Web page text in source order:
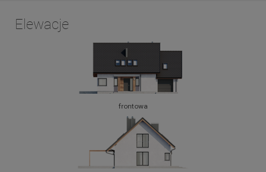
Elewacje
frontowa